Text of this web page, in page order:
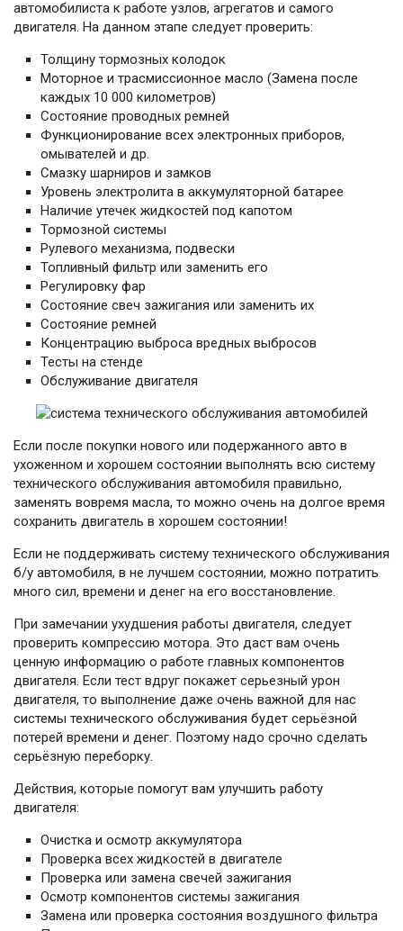
автомобилиста к работе узлов, агрегатов и самого
двигателя. На данном этапе следует проверить:
Толщину тормозных колодок
Моторное и трасмиссионное масло (Замена после
каждых 10 000 километров)
Состояние проводных ремней
Функционирование всех электронных приборов,
омывателей и др.
Смазку шарниров и замков
Уровень электролита в аккумуляторной батарее
Наличие утечек жидкостей под капотом
Тормозной системы
Рулевого механизма, подвески
Топливный фильтр или заменить его
Регулировку фар
Состояние свеч зажигания или заменить их
Состояние ремней
Концентрацию выброса вредных выбросов
Тесты на стенде
Обслуживание двигателя
Если после покупки нового или подержанного авто в
ухоженном и хорошем состоянии выполнять всю систему
технического обслуживания автомобиля правильно,
заменять вовремя масла, то можно очень на долгое время
сохранить двигатель в хорошем состоянии!
Если не поддерживать систему технического обслуживания
б/у автомобиля, в не лучшем состоянии, можно потратить
много сил, времени и денег на его восстановление.
При замечании ухудшения работы двигателя, следует
проверить компрессию мотора. Это даст вам очень
ценную информацию о работе главных компонентов
двигателя. Если тест вдруг покажет серьезный урон
двигателя, то выполнение даже очень важной для нас
системы технического обслуживания будет серьёзной
потерей времени и денег. Поэтому надо срочно сделать
серьёзную переборку.
Действия, которые помогут вам улучшить работу
двигателя:
Очистка и осмотр аккумулятора
Проверка всех жидкостей в двигателе
Проверка или замена свечей зажигания
Осмотр компонентов системы зажигания
Замена или проверка состояния воздушного фильтра